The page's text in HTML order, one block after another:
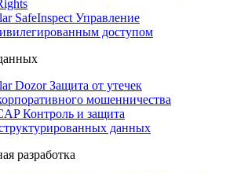
SafeInspect Управление
доступом
DozorЗащита от утечек
мошенничества
Контроль и защита
данных
разработка